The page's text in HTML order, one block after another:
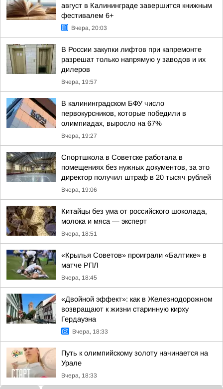
август в Калининграде завершится книжным
фестивалем 6+
Вчера, 20:03
В России закупки лифтов при капремонте
разрешат только напрямую у заводов и их
дилеров
Вчера, 19:57
В калининградском БФУ число
первокурсников, которые победили в
олимпиадах, выросло на 67%
Вчера, 19:27
Спортшкола в Советске работала в
помещениях без нужных документов, за это
директор получил штраф в 20 тысяч рублей
Вчера, 19:06
Китайцы без ума от российского шоколада,
молока и мяса — эксперт
Вчера, 18:51
«Крылья Советов» проиграли «Балтике» в
матче РПЛ
Вчера, 18:45
«Двойной эффект»: как в Железнодорожном
возвращают к жизни старинную кирху
Гердауэна
Вчера, 18:33
Путь к олимпийскому золоту начинается на
Урале
Вчера, 18:33